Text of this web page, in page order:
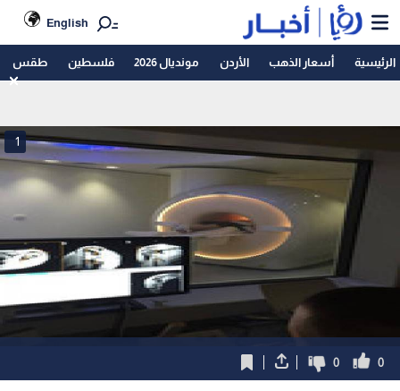
English
الرئيسية أسعار الذهب الأردن مونديال 2026 فلسطين طقس
1
0
0